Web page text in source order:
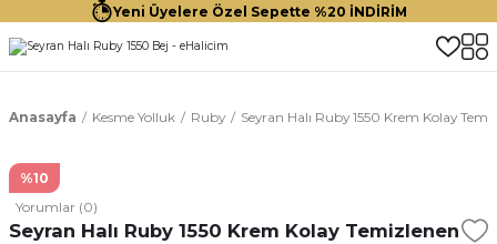
Yeni Üyelere Özel Sepette %20 İNDİRİM
Anasayfa Kesme Yolluk Ruby Seyran Halı Ruby 1550 Krem Kolay
%10
Yorumlar (0)
Seyran Halı Ruby 1550 Krem Kolay Temizlenen